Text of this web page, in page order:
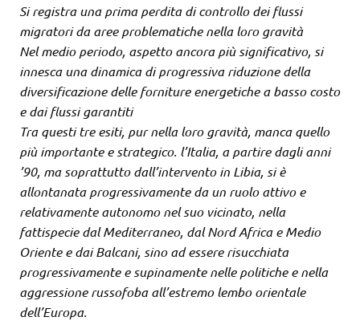
Si registra una prima perdita di controllo dei flussi
migratori da aree problematiche nella loro gravità
Nel medio periodo, aspetto ancora più significativo, si
innesca una dinamica di progressiva riduzione della
diversificazione delle forniture energetiche a basso costo
e dai flussi garantiti
Tra questi tre esiti, pur nella loro gravità, manca quello
più importante e strategico. l’Italia, a partire dagli anni
’90, ma soprattutto dall’intervento in Libia, si è
allontanata progressivamente da un ruolo attivo e
relativamente autonomo nel suo vicinato, nella
fattispecie dal Mediterraneo, dal Nord Africa e Medio
Oriente e dai Balcani, sino ad essere risucchiata
progressivamente e supinamente nelle politiche e nella
aggressione russofoba all’estremo lembo orientale
dell’Europa.